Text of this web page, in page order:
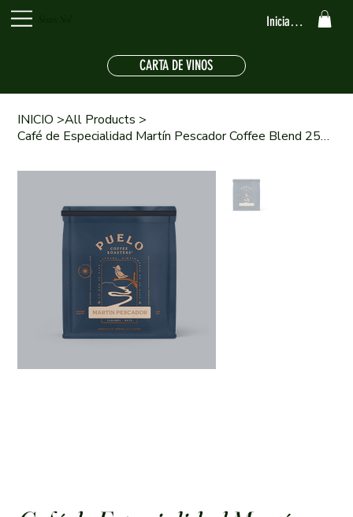
CARTA DE VINOS
Iniciar sesión
INICIO >All Products >
Café de Especialidad Martín Pescador Coffee Blend 250 gr